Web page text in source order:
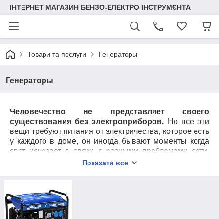
ІНТЕРНЕТ МАГАЗИН БЕНЗО-ЕЛЕКТРО ІНСТРУМЄНТА
Товари та послуги Генераторы
Генераторы
Человечество не представляет своего
существования без электроприборов. Но все эти
вещи требуют питания от электричества, которое есть
у каждого в доме, он иногда бывают моменты когда
свет исчезает в связи с разными проблемами сети,
тогда на помощь приходят электрогенераторы.
электрическую.
вам самим вырабатывать электричество и снабжать
свой дом, квартиру или мастерскую.
Показати все